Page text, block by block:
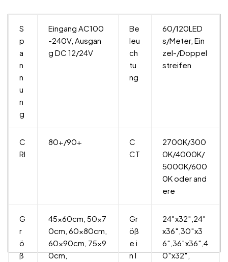
S
p
a
n
n
u
n
g
Eingang AC100
-240V, Ausgan
g DC 12/24V
Be
leu
ch
tu
ng
60/120LED
s/Meter, Ein
zel-/Doppel
streifen
C
RI
80+/90+
C
CT
2700K/300
0K/4000K/
5000K/600
0K oder and
ere
G
r
ö
ß
45x60cm, 50x7
0cm, 60x80cm,
60x90cm, 75x9
0cm,
Gr
öß
e i
n I
24″x32″,24″
x36″,30″x3
6″,36″x36″,4
0″x32″,